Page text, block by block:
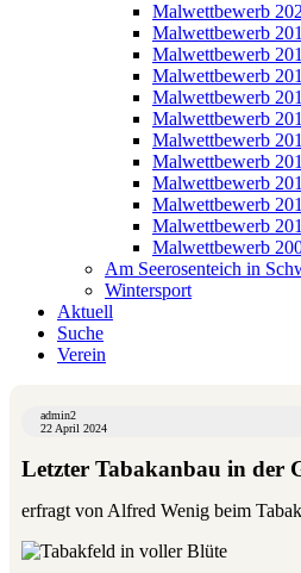
Malwettbewerb
Malwettbewerb
Malwettbewerb
Malwettbewerb
Malwettbewerb
Malwettbewerb
Malwettbewerb
Malwettbewerb
Malwettbewerb
Malwettbewerb
Malwettbewerb
Malwettbewerb
Am Seerosenteich in
Wintersport
Aktuell
Suche
Verein
admin2
22 April 2024
Letzter Tabakanbau in der
erfragt von Alfred Wenig beim